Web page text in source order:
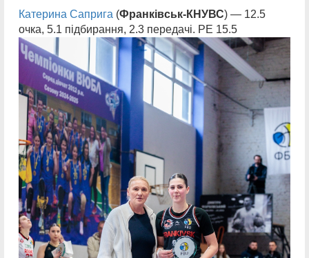
Катерина Саприга (Франківськ-КНУВС) — 12.5
очка, 5.1 підбирання, 2.3 передачі. РЕ 15.5